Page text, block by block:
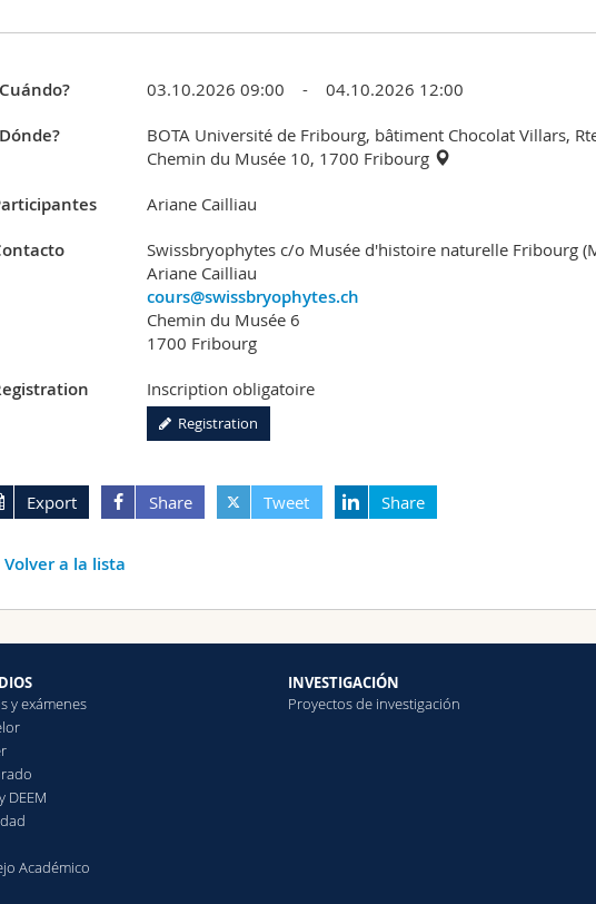
03.10.2026 09:00 - 04.10.2026 12:00
BOTA Université de Fribourg, bâtiment Chocolat Villars,
Chemin du Musée 10, 1700 Fribourg
Ariane Cailliau
Swissbryophytes c/o Musée d'histoire naturelle Fribourg
Ariane Cailliau
cours@swissbryophytes.ch
Chemin du Musée 6
1700 Fribourg
Inscription obligatoire
Registration
Export Share Tweet Share
Volver a la lista
y exámenes
DEEM
Académico
INVESTIGACIÓN
Proyectos de investigación